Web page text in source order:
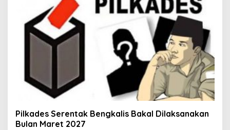
Pilkades Serentak Bengkalis Bakal Dilaksanakan
Bulan Maret 2027